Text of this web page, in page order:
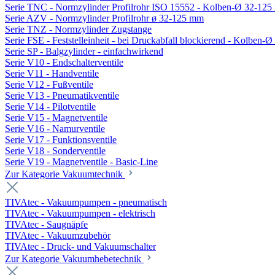
Serie TNC - Normzylinder Profilrohr ISO 15552 - Kolben-Ø 32-125
Serie AZV - Normzylinder Profilrohr ø 32-125 mm
Serie TNZ - Normzylinder Zugstange
Serie FSE - Feststelleinheit - bei Druckabfall blockierend - Kolben-Ø
Serie SP - Balgzylinder - einfachwirkend
Serie V10 - Endschalterventile
Serie V11 - Handventile
Serie V12 - Fußventile
Serie V13 - Pneumatikventile
Serie V14 - Pilotventile
Serie V15 - Magnetventile
Serie V16 - Namurventile
Serie V17 - Funktionsventile
Serie V18 - Sonderventile
Serie V19 - Magnetventile - Basic-Line
Zur Kategorie Vakuumtechnik
TIVAtec - Vakuumpumpen - pneumatisch
TIVAtec - Vakuumpumpen - elektrisch
TIVAtec - Saugnäpfe
TIVAtec - Vakuumzubehör
TIVAtec - Druck- und Vakuumschalter
Zur Kategorie Vakuumhebetechnik